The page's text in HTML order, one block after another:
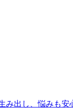
出し、悩みも安